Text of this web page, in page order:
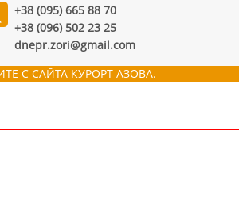
+38 (095) 665 88 70
+38 (096) 502 23 25
dnepr.zori@gmail.com
С САЙТА КУРОРТ АЗОВА.